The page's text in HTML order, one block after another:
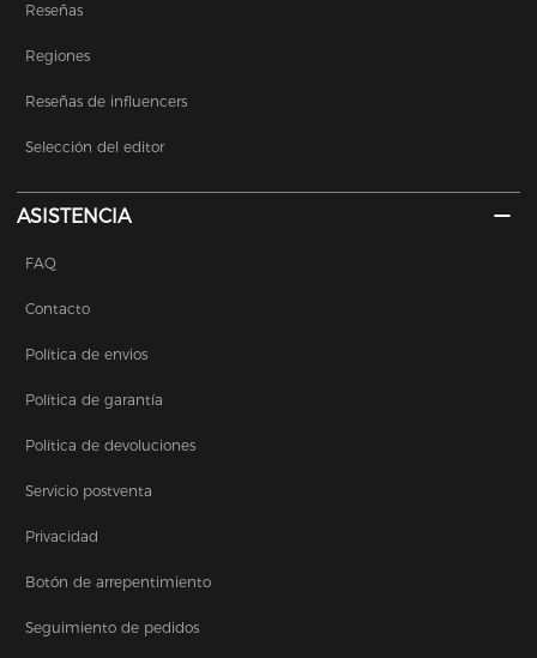
Reseñas
Regiones
Reseñas de influencers
Selección del editor
ASISTENCIA
FAQ
Contacto
Política de envios
Política de garantía
Política de devoluciones
Servicio postventa
Privacidad
Botón de arrepentimiento
Seguimiento de pedidos